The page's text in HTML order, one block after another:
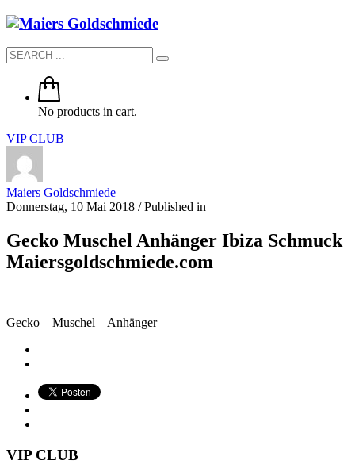
No products in cart.
VIP CLUB
Maiers Goldschmiede
Donnerstag, 10 Mai 2018 /Published in
Gecko Muschel Anhänger Ibiza Schmuck
Maiersgoldschmiede.com
Gecko – Muschel – Anhänger
VIP CLUB